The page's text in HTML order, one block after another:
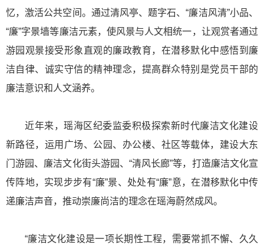
忆，激活公共空间。通过清风亭、题字石、“廉洁风清”小品、
“廉”字景墙等廉洁元素，使风景与人文相统一，让观赏者通过
游园观景接受形象直观的廉政教育，在潜移默化中感悟到廉
洁自律、诚实守信的精神理念，提高群众特别是党员干部的
廉洁意识和人文涵养。
近年来，瑶海区纪委监委积极探索新时代廉洁文化建设
新路径，运用广场、公园、办公楼、社区等载体，建设大东
门游园、廉洁文化街头游园、“清风长廊”等，打造廉洁文化宣
传阵地，实现步步有“廉”景、处处有“廉”意，在潜移默化中传
递廉洁声音，推动崇廉尚洁的理念在瑶海蔚然成风。
“廉洁文化建设是一项长期性工程，需要常抓不懈、久久